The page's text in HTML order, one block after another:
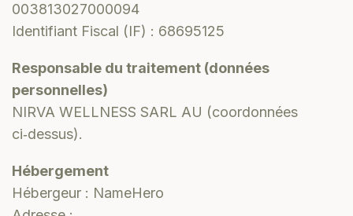
003813027000094
Identifiant Fiscal (IF) : 68695125
Responsable du traitement (données
personnelles)
NIRVA WELLNESS SARL AU (coordonnées
ci‑dessus).
Hébergement
Hébergeur : NameHero